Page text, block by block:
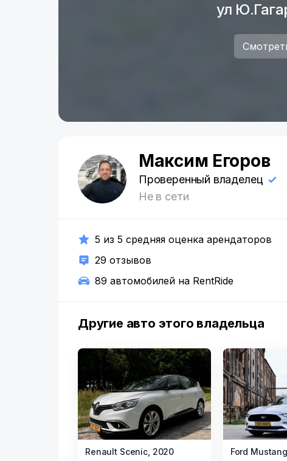
ул
М
Максим Егоров
Проверенный владелец
Не в сети
5 из 5 средняя оценка арендаторов
29 отзывов
89 автомобилей на RentRide
Другие авто этого владельца
Item
Renault Scenic, 2020
Item
Ford Mustang,